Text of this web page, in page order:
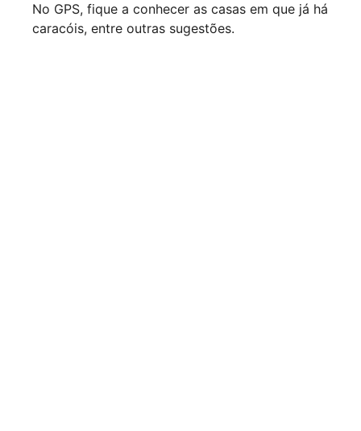
No GPS, fique a conhecer as casas em que já há
caracóis, entre outras sugestões.